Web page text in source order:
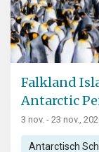
Falkland
Antarctic
3 nov. - 23 nov.,
Antarctisch